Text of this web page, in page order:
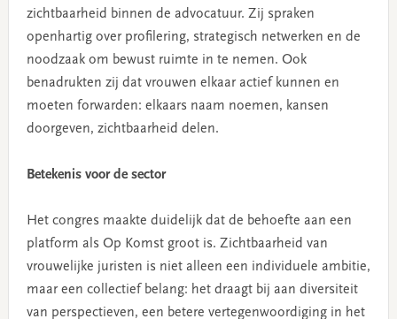
zichtbaarheid binnen de advocatuur. Zij spraken
openhartig over profilering, strategisch netwerken en de
noodzaak om bewust ruimte in te nemen. Ook
benadrukten zij dat vrouwen elkaar actief kunnen en
moeten forwarden: elkaars naam noemen, kansen
doorgeven, zichtbaarheid delen.
Betekenis voor de sector
Het congres maakte duidelijk dat de behoefte aan een
platform als Op Komst groot is. Zichtbaarheid van
vrouwelijke juristen is niet alleen een individuele ambitie,
maar een collectief belang: het draagt bij aan diversiteit
van perspectieven, een betere vertegenwoordiging in het